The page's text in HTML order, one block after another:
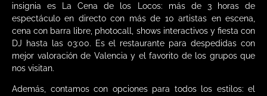
insignia es La Cena de los Locos: más de 3 horas de
espectáculo en directo con más de 10 artistas en escena,
cena con barra libre, photocall, shows interactivos y fiesta con
DJ hasta las 03:00. Es el restaurante para despedidas con
mejor valoración de Valencia y el favorito de los grupos que
nos visitan.
Además, contamos con opciones para todos los estilos: el